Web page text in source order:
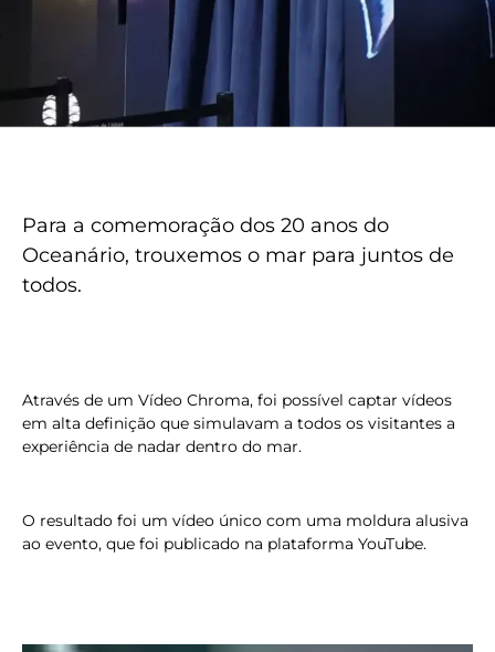
Para a comemoração dos 20 anos do
Oceanário, trouxemos o mar para juntos de
todos.
Através de um Vídeo Chroma, foi possível captar vídeos
em alta definição que simulavam a todos os visitantes a
experiência de nadar dentro do mar.
O resultado foi um vídeo único com uma moldura alusiva
ao evento, que foi publicado na plataforma YouTube.